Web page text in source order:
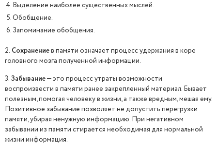
Выделение наиболее существенных мыслей.
Обобщение.
Запоминание обобщения.
2. Сохранениев памяти означает процесс удержания в коре
головного мозга полученной информации.
3. Забывание— это процесс утраты возможности
воспроизвести в памяти ранее закрепленный материал. Бывает
полезным, помогая человеку в жизни, а также вредным, мешая ему.
Позитивное забывание позволяет не допустить перегрузки
памяти, убирая ненужную информацию. При негативном
забывании из памяти стирается необходимая для нормальной
жизни информация.